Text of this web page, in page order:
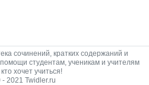
сочинений, кратких содержаний и
студентам, ученикам и учителям
хочет учиться!
2021 Twidler.ru